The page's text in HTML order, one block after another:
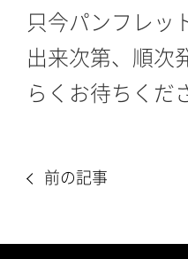
只今パンフレッ
出来次第、順次
らくお待ちくだ
前の記事